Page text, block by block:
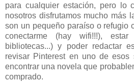
para cualquier estación, pero lo
nosotros disfrutamos mucho más
son un pequeño paraíso o refugio
conectarme (hay wifi!!!),
bibliotecas...) y poder redactar
revisar Pinterest en uno de esos
encontrar una novela que
comprado.